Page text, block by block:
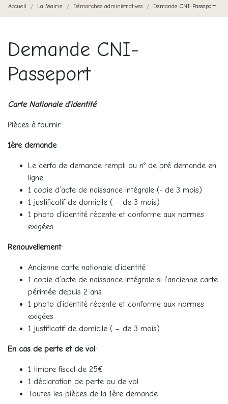
Accueil La Mairie Démarches administratives Demande CNI-Passeport
Demande CNI-
Passeport
Carte Nationale d’identité
Pièces à fournir:
1ère demande
Le cerfa de demande rempli ou n° de pré demande en
ligne
1 copie d’acte de naissance intégrale (- de 3 mois)
1 justificatif de domicile ( – de 3 mois)
1 photo d’identité récente et conforme aux normes
exigées
Renouvellement:
Ancienne carte nationale d’identité
1 copie d’acte de naissance intégrale si l’ancienne carte
périmée depuis 2 ans
1 photo d’identité récente et conforme aux normes
exigées
1 justificatif de domicile ( – de 3 mois)
En cas de perte et de vol:
1 timbre fiscal de 25€
1 déclaration de perte ou de vol
Toutes les pièces de la 1ère demande